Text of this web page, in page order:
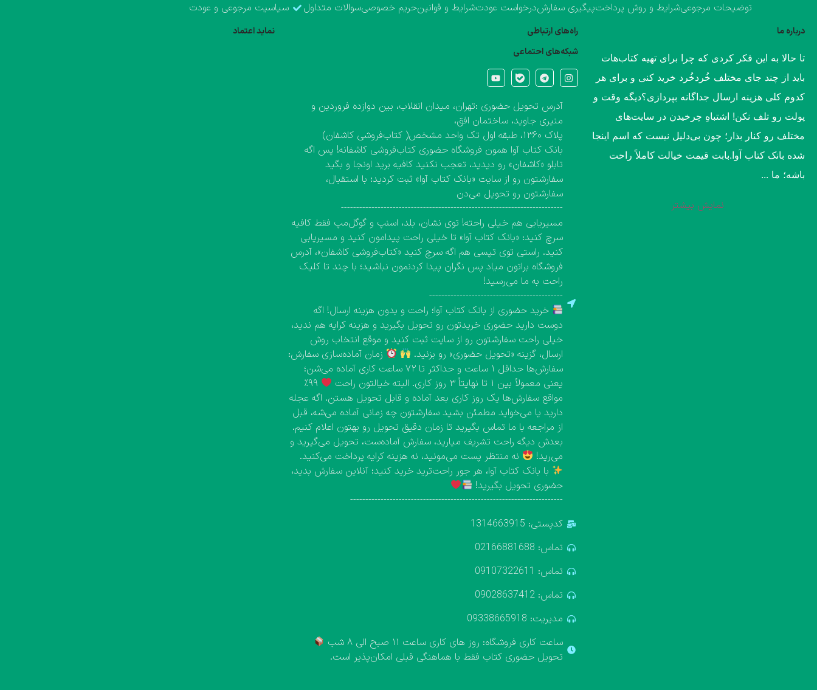
توضیحات مرجوعیشرایط و روش پرداختپیگیری سفارشدرخواست عودتشرایط و قوانینحریم خصوصیسوالات متداول سیاسیت مرجوعی و عودت
درباره ما
​تا حالا به این فکر کردی که چرا برای تهیه کتاب‌هات
باید از چند جای مختلف خُردخُرد خرید کنی و برای هر
کدوم کلی هزینه ارسال جداگانه بپردازی؟​دیگه وقت و
پولت رو تلف نکن! اشتباهِ چرخیدن در سایت‌های
مختلف رو کنار بذار؛ چون بی‌دلیل نیست که اسم اینجا
شده بانک کتاب آوا.​بابت قیمت خیالت کاملاً راحت
باشه؛ ما ...
نمایش بیشتر
راه‌های ارتباطی
شبکه‌های احتماعی
آدرس تحویل حضوری :تهران، میدان انقلاب، بین دوازده فروردین و
منیری جاوید، ساختمان افق،
پلاک ۱۳۶۰، طبقه اول تک واحد مشخص( کتاب‌فروشی کاشفان)
بانک کتاب آوا همون فروشگاه حضوری کتاب‌فروشی کاشفانه! پس اگه
تابلو «کاشفان» رو دیدید، تعجب نکنید کافیه برید اونجا و بگید
سفارشتون رو از سایت «بانک کتاب آوا» ثبت کردید؛ با استقبال،
سفارشتون رو تحویل می‌دن
-------------------------------------------------------------------------
مسیریابی هم خیلی راحته! توی نشان، بلد، اسنپ و گوگل‌مپ فقط کافیه
سرچ کنید: «بانک کتاب آوا» تا خیلی راحت پیدامون کنید و مسیریابی
کنید. راستی توی تپسی هم اگه سرچ کنید «کتاب‌فروشی کاشفان»، آدرس
فروشگاه براتون میاد پس نگران پیدا کردنمون نباشید؛ با چند تا کلیک
راحت به ما می‌رسید!
--------------------------------------------
خرید حضوری از بانک کتاب آوا؛ راحت و بدون هزینه ارسال! اگه
دوست دارید حضوری خریدتون رو تحویل بگیرید و هزینه کرایه هم ندید،
خیلی راحت سفارشتون رو از سایت ثبت کنید و موقع انتخاب روش
ارسال، گزینه «تحویل حضوری» رو بزنید.
زمان آماده‌سازی سفارش:
سفارش‌ها حداقل ۱ ساعت و حداکثر تا ۷۲ ساعت کاری آماده می‌شن؛
یعنی معمولاً بین ۱ تا نهایتاً ۳ روز کاری. البته خیالتون راحت
۹۹٪
مواقع سفارش‌ها یک روز کاری بعد آماده و قابل تحویل هستن. اگه عجله
دارید یا می‌خواید مطمئن بشید سفارشتون چه زمانی آماده می‌شه، قبل
از مراجعه با ما تماس بگیرید تا زمان دقیق تحویل رو بهتون اعلام کنیم.
بعدش دیگه راحت تشریف میارید، سفارش آماده‌ست، تحویل می‌گیرید و
می‌رید!
نه منتظر پست می‌مونید، نه هزینه کرایه پرداخت می‌کنید.
با بانک کتاب آوا، هر جور راحت‌ترید خرید کنید؛ آنلاین سفارش بدید،
حضوری تحویل بگیرید!
----------------------------------------------------------------------
کدپستی: 1314663915
تماس: 02166881688
تماس: 09107322611
تماس: 09028637412
مدیریت: 09338665918
ساعت کاری فروشگاه: روز های کاری ساعت ۱۱ صبح الی ۸ شب
تحویل حضوری کتاب فقط با هماهنگی قبلی امکان‌پذیر است.
نماید اعتماد